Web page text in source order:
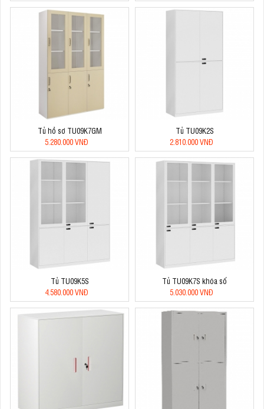
Tủ hồ sơ TU09K7GM
5.280.000 VNĐ
Tủ TU09K2S
2.810.000 VNĐ
Tủ TU09K5S
4.580.000 VNĐ
Tủ TU09K7S khóa số
5.030.000 VNĐ